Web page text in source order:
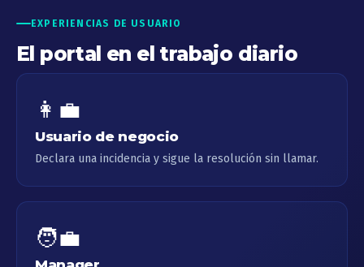
EXPERIENCIAS DE USUARIO
El portal en el trabajo diario
👩‍💼
Usuario de negocio
Declara una incidencia y sigue la resolución sin llamar.
🧑‍💼